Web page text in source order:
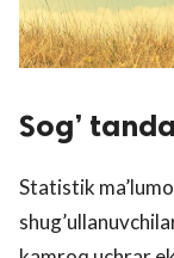
Sog’
Statistik